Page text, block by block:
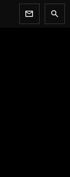
newsletter search